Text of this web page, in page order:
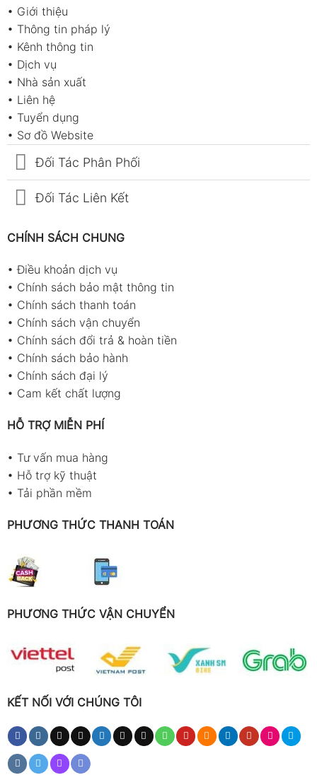
• Giới thiệu
• Thông tin pháp lý
• Kênh thông tin
• Dịch vụ
• Nhà sản xuất
• Liên hệ
• Tuyển dụng
• Sơ đồ Website
Đối Tác Phân Phối
Đối Tác Liên Kết
CHÍNH SÁCH CHUNG
•Điều khoản dịch vụ
• Chính sách bảo mật thông tin
• Chính sách thanh toán
• Chính sách vận chuyển
• Chính sách đổi trả & hoàn tiền
• Chính sách bảo hành
• Chính sách đại lý
• Cam kết chất lượng
HỖ TRỢ MIỄN PHÍ
• Tư vấn mua hàng
• Hỗ trợ kỹ thuật
• Tải phần mềm
PHƯƠNG THỨC THANH TOÁN
PHƯƠNG THỨC VẬN CHUYỂN
KẾT NỐI VỚI CHÚNG TÔI